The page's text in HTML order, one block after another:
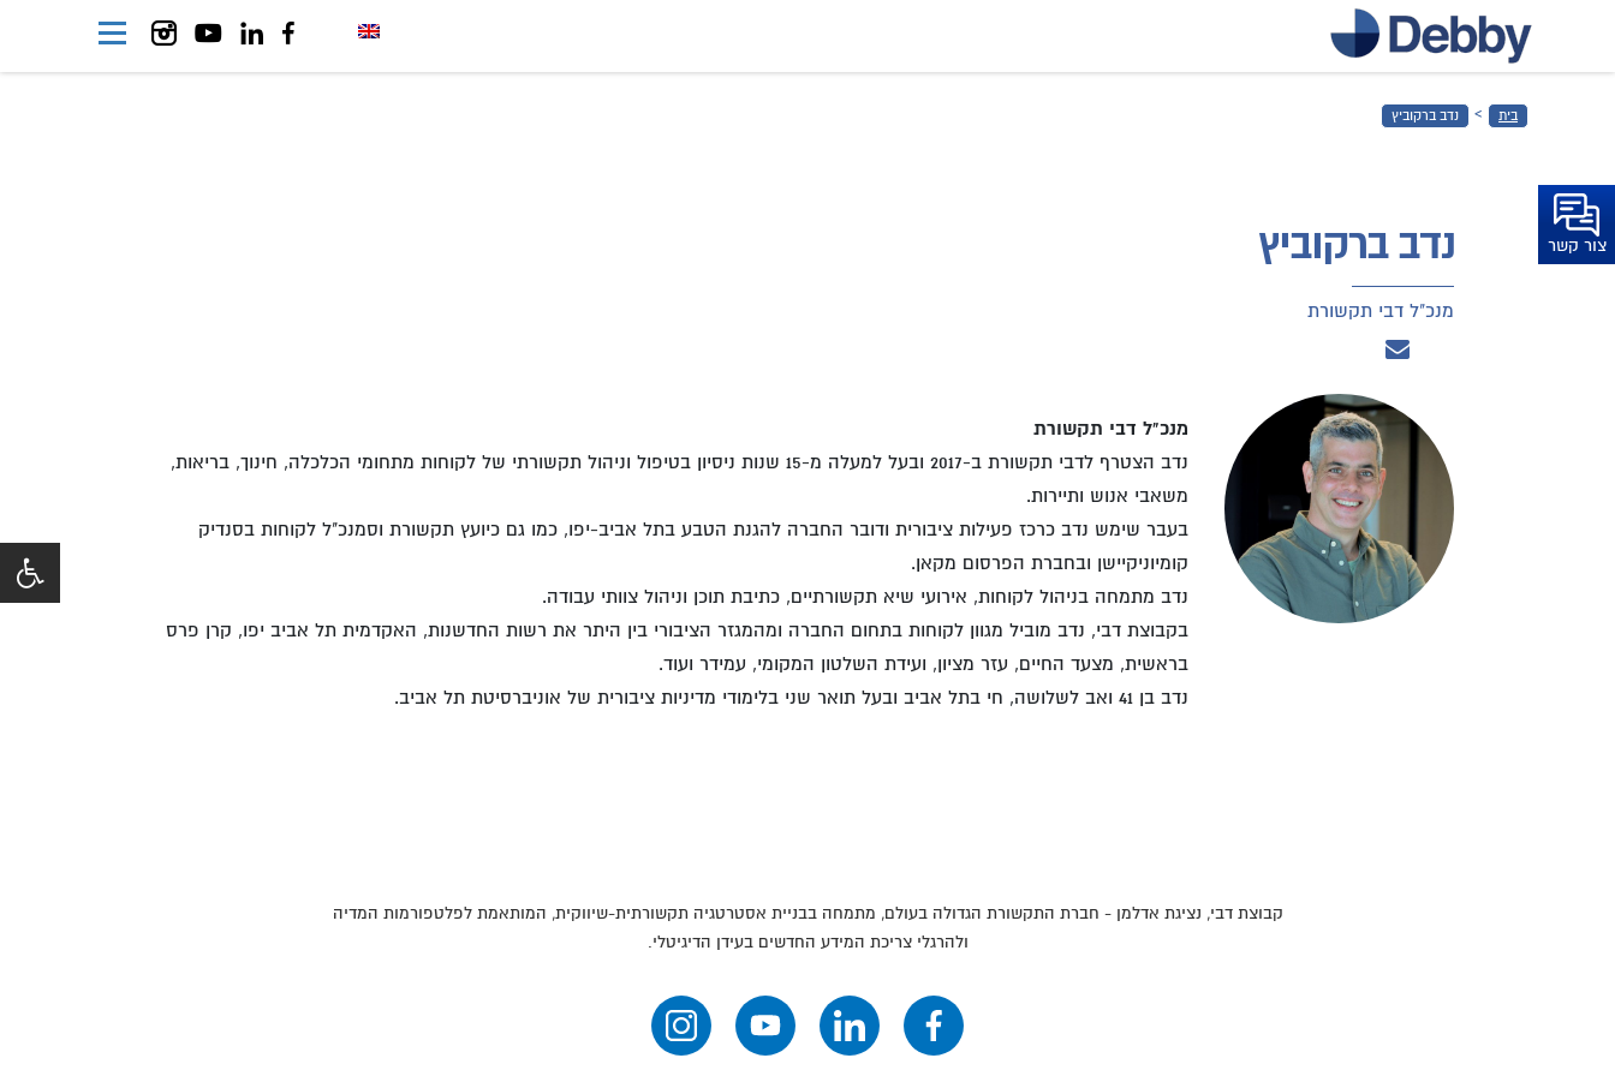
צור קשר
בית › נדב ברקוביץ
נדב ברקוביץ
מנכ"ל דבי תקשורת
מנכ"ל דבי תקשורת
נדב הצטרף לדבי תקשורת ב-2017 ובעל למעלה מ-15 שנות ניסיון בטיפול וניהול תקשורתי של לקוחות מתחומי הכלכלה, חינוך, בריאות,
משאבי אנוש ותיירות.​
בעבר שימש נדב כרכז פעילות ציבורית ודובר החברה להגנת הטבע בתל אביב-יפו, כמו גם כיועץ תקשורת וסמנכ"ל לקוחות בסנדיק
קומיוניקיישן ובחברת הפרסום מקאן. ​
נדב מתמחה בניהול לקוחות, אירועי שיא תקשורתיים, כתיבת תוכן וניהול צוותי עבודה.​
בקבוצת דבי, נדב מוביל מגוון לקוחות בתחום החברה ומהמגזר הציבורי בין היתר את רשות החדשנות, האקדמית תל אביב יפו, קרן פרס
בראשית, מצעד החיים, עזר מציון, ועידת השלטון המקומי, עמידר ועוד. ​
נדב בן 41 ואב לשלושה, חי בתל אביב ובעל תואר שני בלימודי מדיניות ציבורית של אוניברסיטת תל אביב.​
קבוצת דבי, נציגת אדלמן - חברת התקשורת הגדולה בעולם, מתמחה בבניית אסטרטגיה תקשורתית-שיווקית, המותאמת לפלטפורמות המדיה
ולהרגלי צריכת המידע החדשים בעידן הדיגיטלי.